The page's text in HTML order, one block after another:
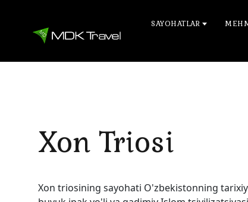
SAYOHATLAR
Xon Triosi
Xon triosining sayohati O'zbekistonning